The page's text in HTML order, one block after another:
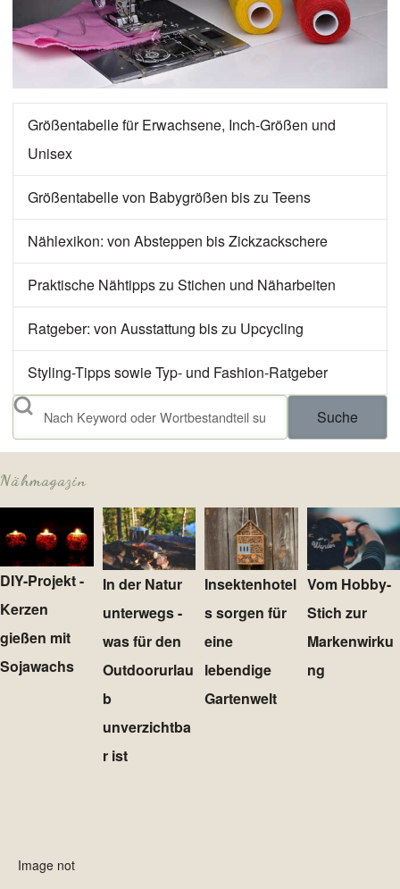
Größentabelle für Erwachsene, Inch-Größen und
Unisex
Größentabelle von Babygrößen bis zu Teens
Nählexikon: von Absteppen bis Zickzackschere
Praktische Nähtipps zu Stichen und Näharbeiten
Ratgeber: von Ausstattung bis zu Upcycling
Styling-Tipps sowie Typ- und Fashion-Ratgeber
Suche
Nähmagazin
DIY-Projekt -
Kerzen
gießen mit
Sojawachs
In der Natur
unterwegs -
was für den
Outdoorurlau
b
unverzichtba
r ist
Insektenhotel
s sorgen für
eine
lebendige
Gartenwelt
Vom Hobby-
Stich zur
Markenwirku
ng
Image not